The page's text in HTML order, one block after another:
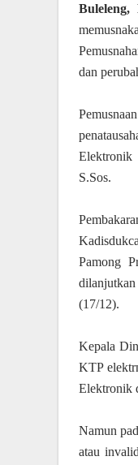
dan
Elektronik
S.Sos.
Pamong
(17/12).
Kepala
KTP
Elektronik
Namun
atau